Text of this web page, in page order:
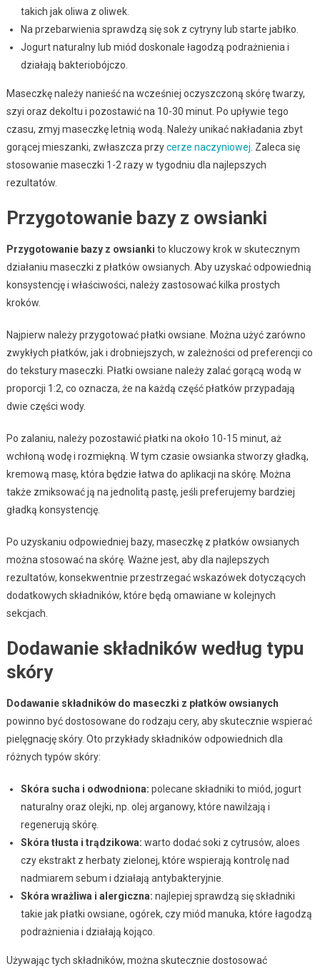
takich jak oliwa z oliwek.
Na przebarwienia sprawdzą się sok z cytryny lub starte jabłko.
Jogurt naturalny lub miód doskonale łagodzą podrażnienia i
działają bakteriobójczo.
Maseczkę należy nanieść na wcześniej oczyszczoną skórę twarzy,
szyi oraz dekoltu i pozostawić na 10-30 minut. Po upływie tego
czasu, zmyj maseczkę letnią wodą. Należy unikać nakładania zbyt
gorącej mieszanki, zwłaszcza przycerze naczyniowej . Zaleca się
stosowanie maseczki 1-2 razy w tygodniu dla najlepszych
rezultatów.
Przygotowanie bazy z owsianki
Przygotowanie bazy z owsianki to kluczowy krok w skutecznym
działaniu maseczki z płatków owsianych. Aby uzyskać odpowiednią
konsystencję i właściwości, należy zastosować kilka prostych
kroków.
Najpierw należy przygotować płatki owsiane. Można użyć zarówno
zwykłych płatków, jak i drobniejszych, w zależności od preferencji co
do tekstury maseczki. Płatki owsiane należy zalać gorącą wodą w
proporcji 1:2, co oznacza, że na każdą część płatków przypadają
dwie części wody.
Po zalaniu, należy pozostawić płatki na około 10-15 minut, aż
wchłoną wodę i rozmiękną. W tym czasie owsianka stworzy gładką,
kremową masę, która będzie łatwa do aplikacji na skórę. Można
także zmiksować ją na jednolitą pastę, jeśli preferujemy bardziej
gładką konsystencję.
Po uzyskaniu odpowiedniej bazy, maseczkę z płatków owsianych
można stosować na skórę. Ważne jest, aby dla najlepszych
rezultatów, konsekwentnie przestrzegać wskazówek dotyczących
dodatkowych składników, które będą omawiane w kolejnych
sekcjach.
Dodawanie składników według typu
skóry
Dodawanie składników do maseczki z płatków owsianych
powinno być dostosowane do rodzaju cery, aby skutecznie wspierać
pielęgnację skóry. Oto przykłady składników odpowiednich dla
różnych typów skóry:
Skóra sucha i odwodniona: polecane składniki to miód, jogurt
naturalny oraz olejki, np. olej arganowy, które nawilżają i
regenerują skórę.
Skóra tłusta i trądzikowa: warto dodać soki z cytrusów, aloes
czy ekstrakt z herbaty zielonej, które wspierają kontrolę nad
nadmiarem sebum i działają antybakteryjnie.
Skóra wrażliwa i alergiczna: najlepiej sprawdzą się składniki
takie jak płatki owsiane, ogórek, czy miód manuka, które łagodzą
podrażnienia i działają kojąco.
Używając tych składników, można skutecznie dostosować